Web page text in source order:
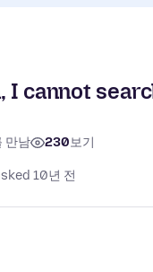
I cannot
만남 230보기
10년 전